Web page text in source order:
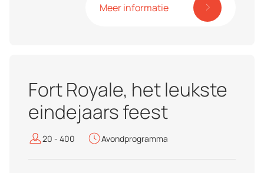
Meer informatie
Fort Royale, het leukste
eindejaars feest
20 - 400 Avondprogramma